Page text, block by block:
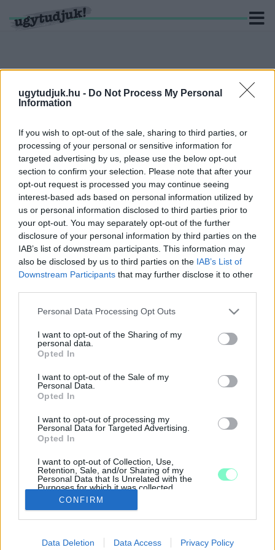
ugytudjuk.hu - Do Not Process My Personal
Information
If you wish to opt-out of the sale, sharing to third parties, or
processing of your personal or sensitive information for
targeted advertising by us, please use the below opt-out
section to confirm your selection. Please note that after your
opt-out request is processed you may continue seeing
interest-based ads based on personal information utilized by
us or personal information disclosed to third parties prior to
your opt-out. You may separately opt-out of the further
disclosure of your personal information by third parties on the
IAB’s list of downstream participants. This information may
also be disclosed by us to third parties on the IAB’s List of
Downstream Participants that may further disclose it to other
Please note that this website/app uses one or more Google
not limited to your visit or usage behaviour. You may click to
grant or deny consent to Google and its third-party tags to
use your data for below specified purposes in below Google
consent section.
Personal Data Processing Opt Outs
I want to opt-out of the Sharing of my
personal data.
Opted In
I want to opt-out of the Sale of my
Personal Data.
Opted In
I want to opt-out of processing my
Personal Data for Targeted Advertising.
Opted In
I want to opt-out of Collection, Use,
Retention, Sale, and/or Sharing of my
Personal Data that Is Unrelated with the
Purposes for which it was collected.
Opted Out
I want to allow Google to enable storage
CONFIRM
Data Deletion Data Access Privacy Policy
KERESÉS
NEM VICC: A MAGYAR KÉTFARKÚ KUTYA PÁRT
JOBBAN ÁLL, MINT AZ LMP
2018. november. 08. 17:58
A kétharmados Fidesz-KDNP-t alig 37 százalék támogatja.
HORVÁTH ATTILA AZTÁN NEM VICCEL:
ÁTLÁTHATÓ FELADATLISTÁT KÉSZÍTETT A
VÁLASZTÓKÖRZETÉBEN
2018. november. 03. 08:10
Ezentúl a Facebookon követhetik nyomon az oladiak, hogy mi
valósult meg és mi várat még magára.
MOMENTUM
Magyarország európai ügyészséghez való csatlakozása miatt.
AZ MSZP SZERINT A KORMÁNY HAMISÍTOTT
SZEGÉNYSÉG
2018. szeptember. 22. 14:24
A BALOLDALI ELLENZÉK SZERINT
ÖSSZEFOGÁS ÉS UTCAI TÜNTETÉSEK
KELLENEK, HOGY MEG LEHESSEN DÖNTENI A
KORMÁNY HATALMÁT
2018. szeptember. 16. 18:39
TÜNTETÉST SZERVEZNEK VASÁRNAPRA A
SARGENTINI-JELENTÉS MIATT
2018. szeptember. 13. 17:07